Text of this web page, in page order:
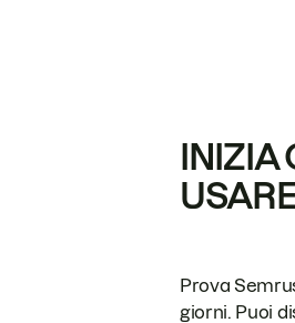
INIZIA
Prova
giorni. Puoi